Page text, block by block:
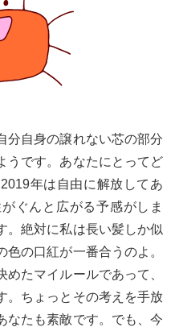
分自身の譲れない芯の部分
うです。あなたにとってど
年は自由に解放してあ
ぐんと広がる予感がしま
。絶対に私は長い髪しか似
の口紅が一番合うのよ。
たマイルールであって、
。ちょっとその考えを手放
たも素敵です。でも、今